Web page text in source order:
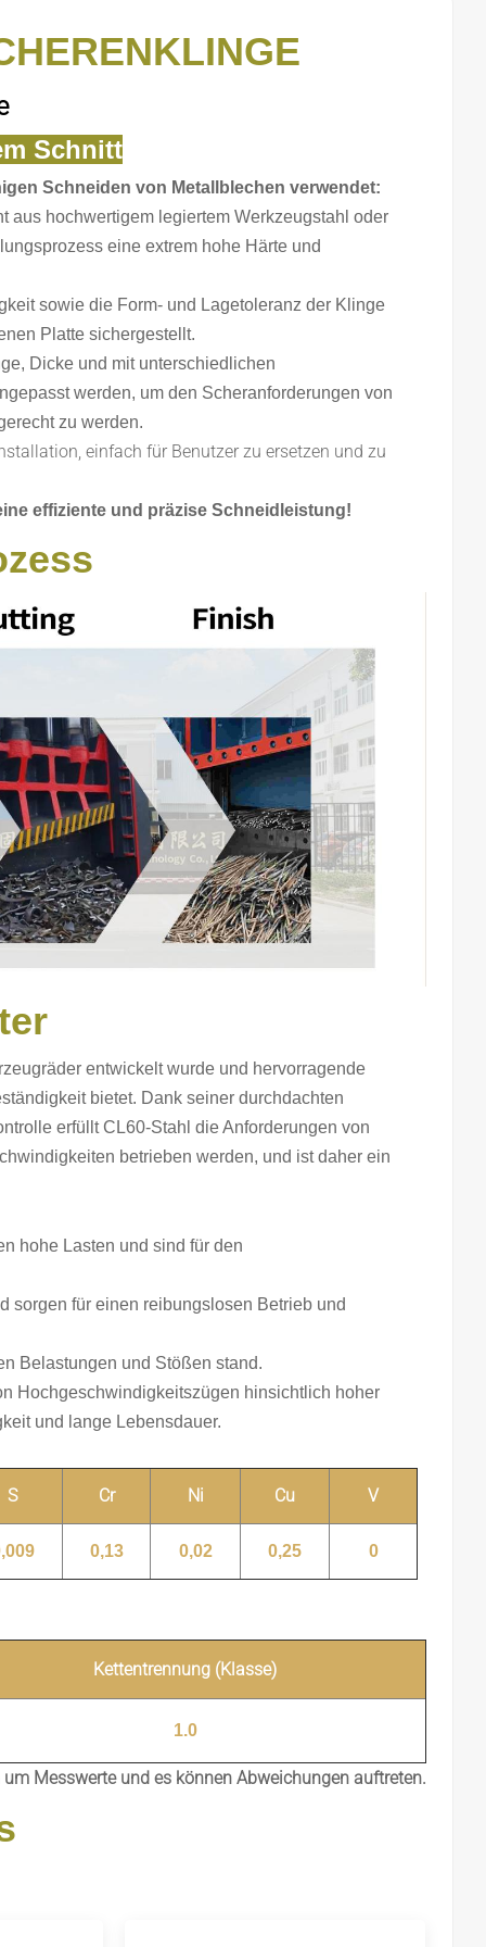
Schnitt
Schneiden von Metallblechen verwendet:
aus hochwertigem legiertem Werkzeugstahl oder
eine extrem hohe Härte und
sowie die Form- und Lagetoleranz der Klinge
Platte sichergestellt.
Dicke und mit unterschiedlichen
werden, um den Scheranforderungen von
zu werden.
einfach für Benutzer zu ersetzen und zu
effiziente und präzise Schneidleistung!
entwickelt wurde und hervorragende
bietet. Dank seiner durchdachten
erfüllt CL60-Stahl die Anforderungen von
betrieben werden, und ist daher ein
hohe Lasten und sind für den
sorgen für einen reibungslosen Betrieb und
Belastungen und Stößen stand.
Hochgeschwindigkeitszügen hinsichtlich hoher
und lange Lebensdauer.
S Cr Ni Cu V
0,13 0,02 0,25 0
Kettentrennung (Klasse)
1.0
Messwerte und es können Abweichungen auftreten.